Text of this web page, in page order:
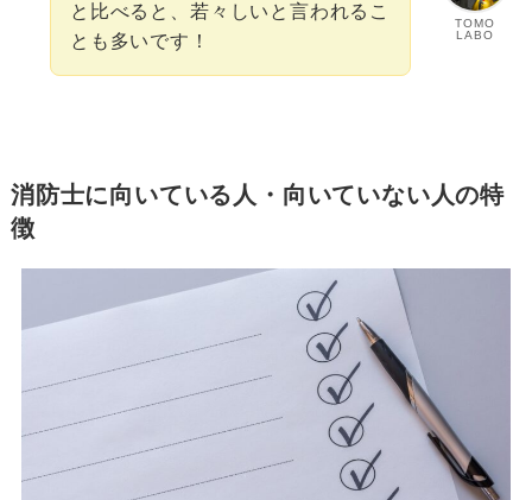
TOMO
LABO
と比べると、若々しいと言われるこ
とも多いです！
消防士に向いている人・向いていない人の特
徴